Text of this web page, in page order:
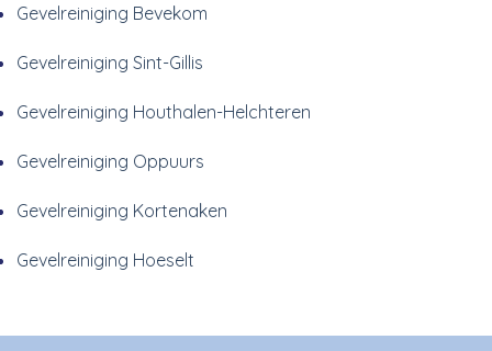
Gevelreiniging Bevekom
Gevelreiniging Sint-Gillis
Gevelreiniging Houthalen-Helchteren
Gevelreiniging Oppuurs
Gevelreiniging Kortenaken
Gevelreiniging Hoeselt